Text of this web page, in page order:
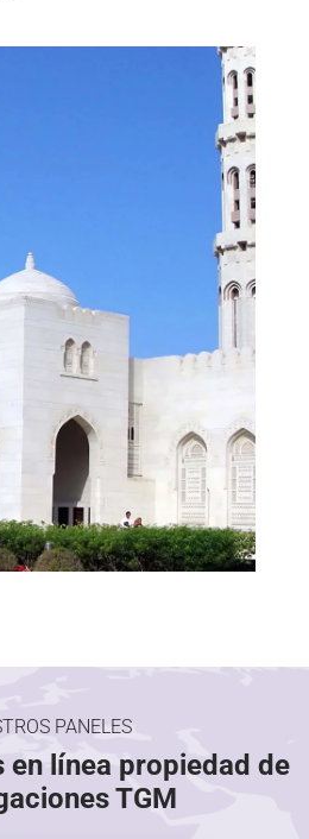
PANELES
en línea propiedad de
TGM